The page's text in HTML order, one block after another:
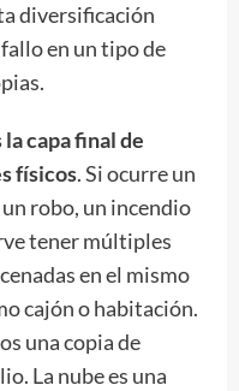
diversificación
en un tipo de
la capa final de
físicos. Si ocurre un
robo, un incendio
tener múltiples
en el mismo
cajón o habitación.
una copia de
La nube es una